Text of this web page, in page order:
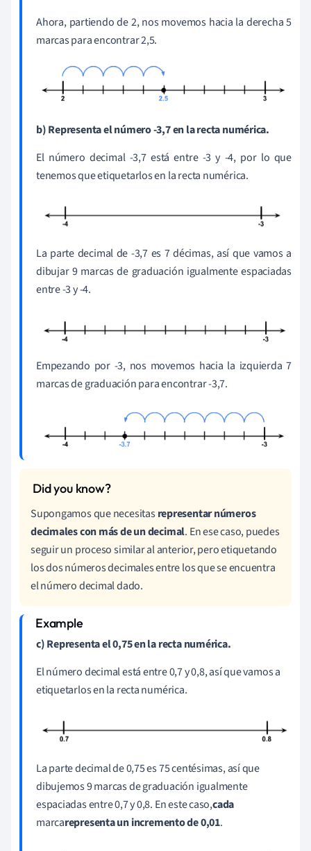
Ahora, partiendo de 2, nos movemos hacia la derecha 5
marcas para encontrar 2,5.
b) Representa el número -3,7 en la recta numérica.
El número decimal -3,7 está entre -3 y -4, por lo que
tenemos que etiquetarlos en la recta numérica.
La parte decimal de -3,7 es 7décimas, así que vamos a
dibujar 9 marcas de graduación igualmente espaciadas
entre -3 y -4.
Empezando por -3, nos movemos hacia la izquierda 7
marcas de graduación para encontrar -3,7.
Supongamos que necesitasrepresentar números
decimales con más de un decimal. En ese caso, puedes
seguir un proceso similar al anterior, pero etiquetando
los dos números decimales entre los que se encuentra
el número decimal dado.
c) Representa el 0,75 en la recta numérica.
El número decimal está entre 0,7 y 0,8, así que vamos a
etiquetarlos en la recta numérica.
La parte decimal de 0,75 es 75 centésimas, así que
dibujemos 9 marcas de graduación igualmente
espaciadas entre 0,7 y 0,8. En este caso,cada
marcarepresenta un incremento de 0,01.